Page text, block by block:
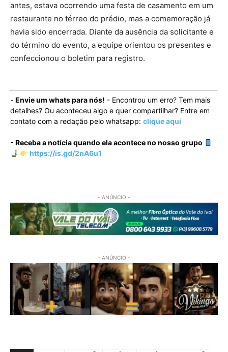
antes, estava ocorrendo uma festa de casamento em um
restaurante no térreo do prédio, mas a comemoração já
havia sido encerrada. Diante da ausência da solicitante e
do término do evento, a equipe orientou os presentes e
confeccionou o boletim para registro.
- Envie um whats para nós! - Encontrou um erro? Tem mais
detalhes? Ou aconteceu algo e quer compartilhar? Entre em
contato com a redação pelo whatsapp: clique aqui
- Receba a notícia quando ela acontece no nosso grupo
https://is.gd/2nA6u1
- ANÚNCIO -
- ANÚNCIO -